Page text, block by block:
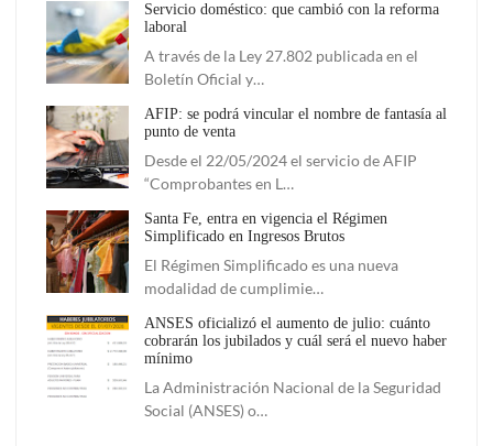
Servicio doméstico: que cambió con la reforma
laboral
A través de la Ley 27.802 publicada en el
Boletín Oficial y…
AFIP: se podrá vincular el nombre de fantasía al
punto de venta
Desde el 22/05/2024 el servicio de AFIP
“Comprobantes en L…
Santa Fe, entra en vigencia el Régimen
Simplificado en Ingresos Brutos
El Régimen Simplificado es una nueva
modalidad de cumplimie…
ANSES oficializó el aumento de julio: cuánto
cobrarán los jubilados y cuál será el nuevo haber
mínimo
La Administración Nacional de la Seguridad
Social (ANSES) o…